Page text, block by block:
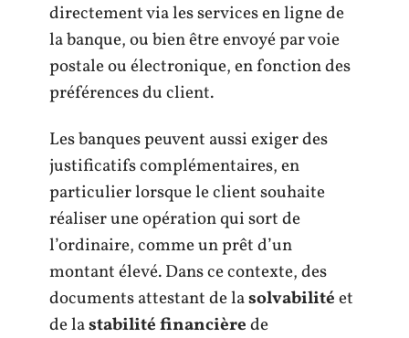
directement via les services en ligne de
la banque, ou bien être envoyé par voie
postale ou électronique, en fonction des
préférences du client.
Les banques peuvent aussi exiger des
justificatifs complémentaires, en
particulier lorsque le client souhaite
réaliser une opération qui sort de
l’ordinaire, comme un prêt d’un
montant élevé. Dans ce contexte, des
documents attestant de lasolvabilitéet
de lastabilité financièrede